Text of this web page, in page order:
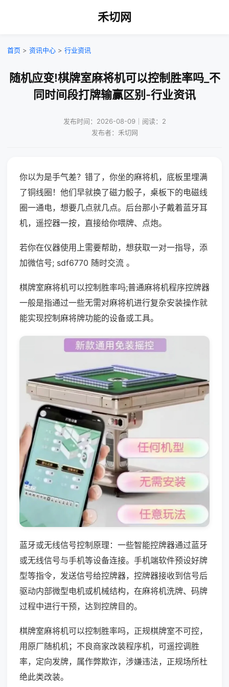
禾切网
首页 > 资讯中心 > 行业资讯
随机应变!棋牌室麻将机可以控制胜率吗_不
同时间段打牌输赢区别-行业资讯
发布时间：2026-08-09｜阅读：2
发布者：禾切网
你以为是手气差？错了，你坐的麻将机，底板里埋满
了铜线圈！他们早就换了磁力骰子，桌板下的电磁线
圈一通电，想要几点就几点。后台那小子戴着蓝牙耳
机，遥控器一按，直接给你喂牌、点炮。
若你在仪器使用上需要帮助，想获取一对一指导，添
加微信号; sdf6770 随时交流 。
棋牌室麻将机可以控制胜率吗;普通麻将机程序控牌器
一般是指通过一些无需对麻将机进行复杂安装操作就
能实现控制麻将牌功能的设备或工具。
蓝牙或无线信号控制原理：一些智能控牌器通过蓝牙
或无线信号与手机等设备连接。手机端软件预设好牌
型等指令，发送信号给控牌器，控牌器接收到信号后
驱动内部微型电机或机械结构，在麻将机洗牌、码牌
过程中进行干预，达到控牌目的。
棋牌室麻将机可以控制胜率吗，正规棋牌室不可控，
用原厂随机机；不良商家改装程序机，可遥控调胜
率，定向发牌，属作弊欺诈，涉嫌违法，正规场所杜
绝此类改装。